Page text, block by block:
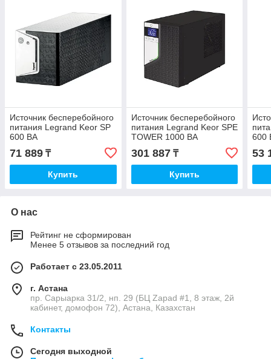
Источник бесперебойного
питания Legrand Keor SP
600 ВА
71 889 ₸
Купить
Источник бесперебойного
питания Legrand Keor SPE
TOWER 1000 ВА
301 887₸
Купить
600
53
О нас
Рейтинг не сформирован
Менее 5 отзывов за последний год
Работает с 23.05.2011
г. Астана
пр. Сарыарка 31/2, нп. 29 (БЦ Zapad #1, 8 этаж, 2й
кабинет, домофон 72), Астана, Казахстан
Контакты
Сегодня выходной